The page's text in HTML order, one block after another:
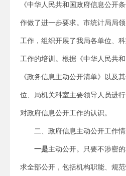
《中华人民共和国政府信息公开
作做了进一步要求。市统计局局
工作，组织开展了我局各单位、
工作的培训。根据《中华人民共
《政务信息主动公开清单》以及
位、局机关科室主要领导人员进
对政府信息公开工作的认识。
二、政府信息主动公开工作
一是主动公开。只要不涉密
求全部公开，包括机构职能、规